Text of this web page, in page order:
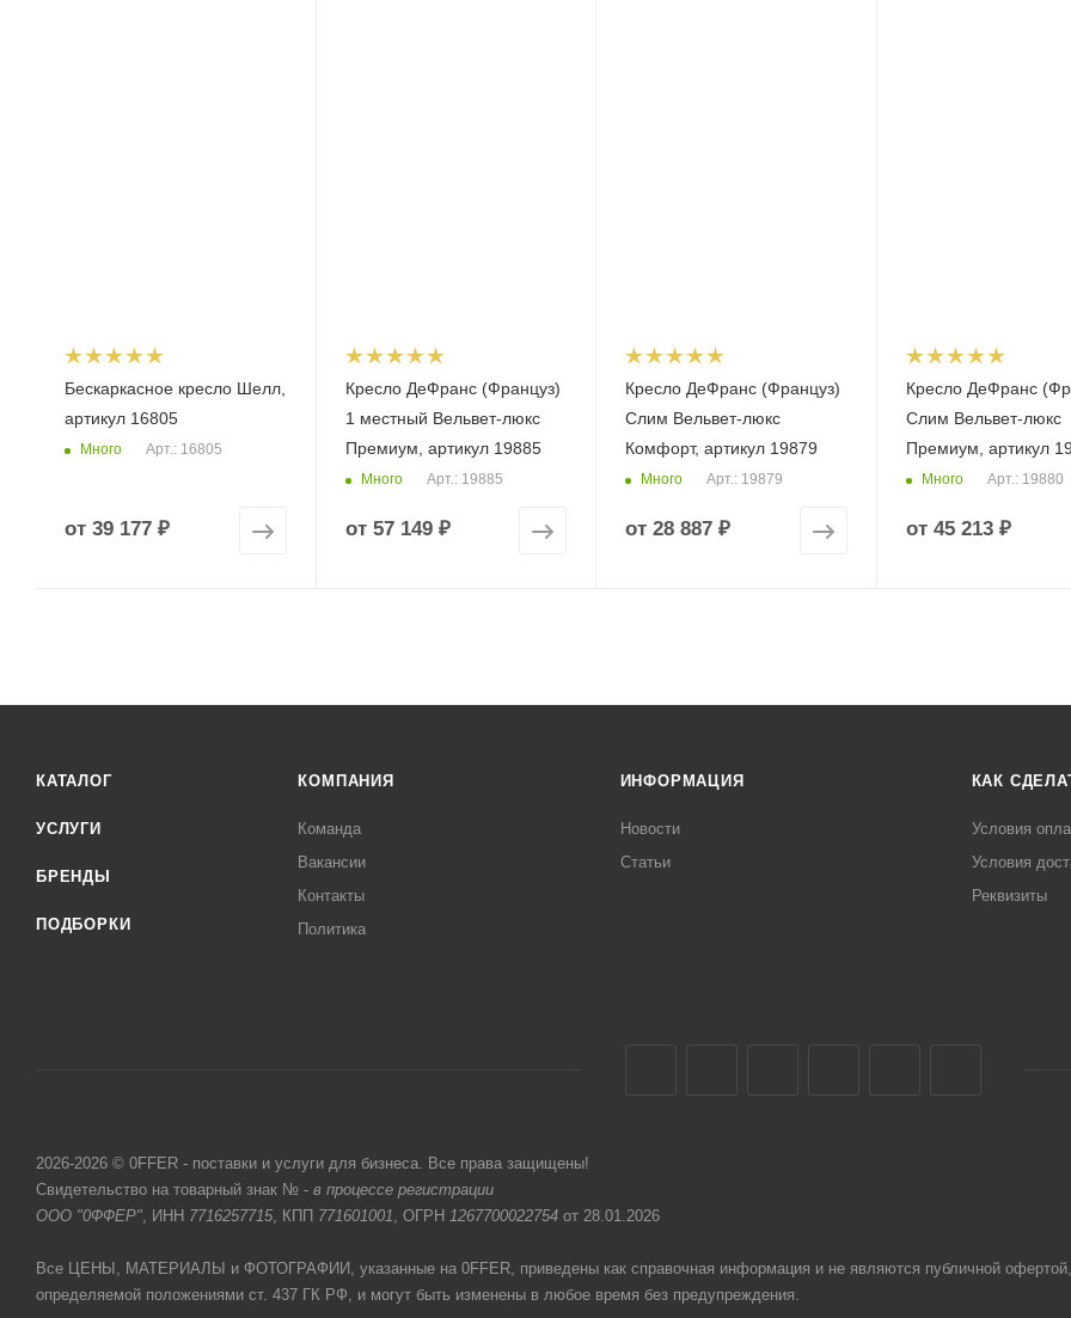
Бескаркасное кресло Шелл,
артикул 16805
Много Арт.: 16805
от 39 177 ₽
Кресло ДеФранс (Француз)
1 местный Вельвет-люкс
Премиум, артикул 19885
Много Арт.: 19885
от 57 149 ₽
Кресло ДеФранс (Француз)
Слим Вельвет-люкс
Комфорт, артикул 19879
Много Арт.: 19879
от 28 887 ₽
Кресло ДеФранс
Слим Вельвет-люкс
Премиум, артикул
Много Арт.: 19880
от 45 213 ₽
КАТАЛОГ
УСЛУГИ
БРЕНДЫ
ПОДБОРКИ
КОМПАНИЯ
Команда
Вакансии
Контакты
Политика
ИНФОРМАЦИЯ
Новости
Статьи
КАК
Условия
Условия
Реквизиты
2026-2026 © 0FFER - поставки и услуги для бизнеса. Все права защищены!
Свидетельство на товарный знак № - в процессе регистрации
ООО "0ФФЕР", ИНН 7716257715, КПП 771601001, ОГРН 1267700022754 от 28.01.2026
Все ЦЕНЫ, МАТЕРИАЛЫ и ФОТОГРАФИИ, указанные на 0FFER, приведены как справочная информация и не являются публичной офертой,
определяемой положениями ст. 437 ГК РФ, и могут быть изменены в любое время без предупреждения.